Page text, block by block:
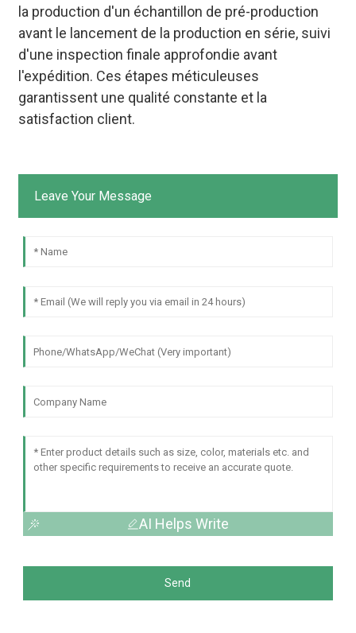
la production d'un échantillon de pré-production
avant le lancement de la production en série, suivi
d'une inspection finale approfondie avant
l'expédition. Ces étapes méticuleuses
garantissent une qualité constante et la
satisfaction client.
Leave Your Message
AI Helps Write
Send